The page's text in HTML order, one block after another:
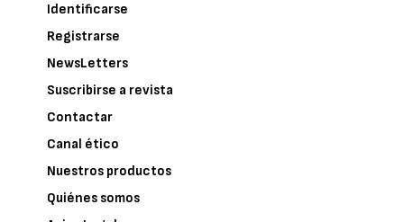
Identificarse
Registrarse
NewsLetters
Suscribirse a revista
Contactar
Canal ético
Nuestros productos
Quiénes somos